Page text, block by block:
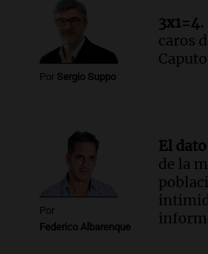
Una mañana para todos
Episodios
Audio.Una
del desayuno ideal:
conviene priorizar
Por Sergio Suppo
3x1=4.
caros
Caputo
Por
Federico Albarenque
El
de la